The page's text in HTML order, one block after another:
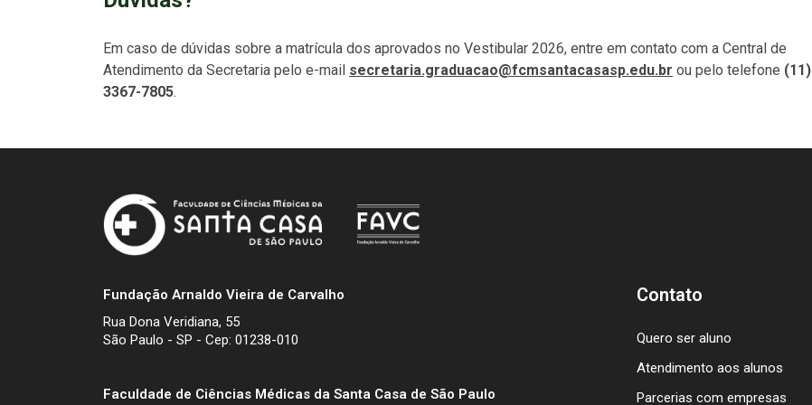
Em caso de dúvidas sobre a matrícula dos aprovados no Vestibular 2026, entre em contato com a Central de
Atendimento da Secretaria pelo e-mail secretaria.graduacao@fcmsantacasasp.edu.br ou pelo telefone (11)
3367-7805.
Fundação Arnaldo Vieira de Carvalho
Rua Dona Veridiana, 55
São Paulo - SP - Cep: 01238-010
Faculdade de Ciências Médicas da Santa Casa de São Paulo
Contato
Quero ser aluno
Atendimento aos alunos
Parcerias com empresas